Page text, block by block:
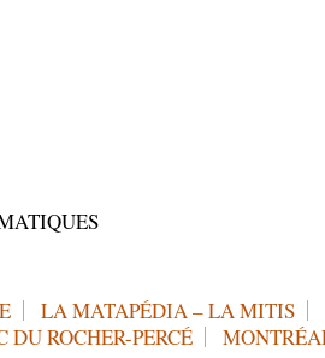
LA MATAPÉDIA – LA MITIS
DU ROCHER-PERCÉ